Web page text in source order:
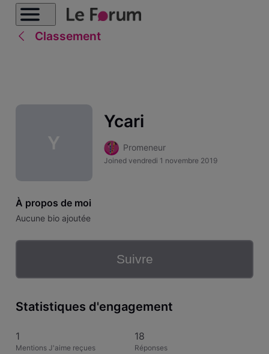
Classement
Y
Ycari
Promeneur
Joined vendredi 1 novembre 2019
À propos de moi
Aucune bio ajoutée
Suivre
Statistiques d'engagement
1
Mentions J'aime reçues
18
Réponses